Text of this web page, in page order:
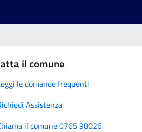
il comune
le domande frequenti
Assistenza
il comune 0765 98026